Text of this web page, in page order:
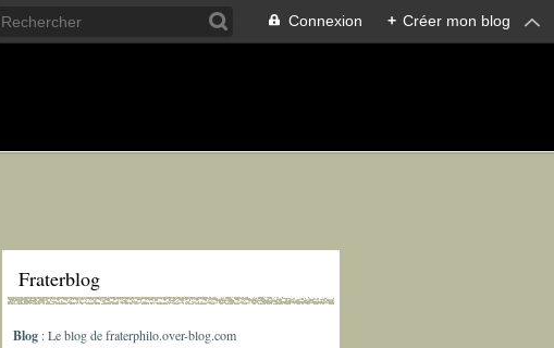
Connexion + Créer mon blog
Fraterblog
Blog : Le blog de fraterphilo.over-blog.com